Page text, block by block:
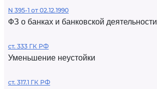
N 395-1 от 02.12.1990
ФЗ о банках и банковской деятельности
ст. 333 ГК РФ
Уменьшение неустойки
ст. 317.1 ГК РФ